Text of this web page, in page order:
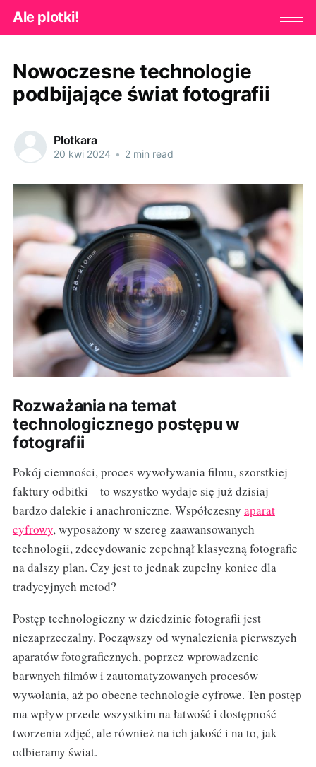
Ale plotki!
Nowoczesne technologie
podbijające świat fotografii
Plotkara
20 kwi 2024 • 2 min read
Rozważania na temat
technologicznego postępu w
fotografii
Pokój ciemności, proces wywoływania filmu, szorstkiej
faktury odbitki – to wszystko wydaje się już dzisiaj
bardzo dalekie i anachroniczne. Współczesny aparat
cyfrowy, wyposażony w szereg zaawansowanych
technologii, zdecydowanie zepchnął klasyczną fotografie
na dalszy plan. Czy jest to jednak zupełny koniec dla
tradycyjnych metod?
Postęp technologiczny w dziedzinie fotografii jest
niezaprzeczalny. Począwszy od wynalezienia pierwszych
aparatów fotograficznych, poprzez wprowadzenie
barwnych filmów i zautomatyzowanych procesów
wywołania, aż po obecne technologie cyfrowe. Ten postęp
ma wpływ przede wszystkim na łatwość i dostępność
tworzenia zdjęć, ale również na ich jakość i na to, jak
odbieramy świat.